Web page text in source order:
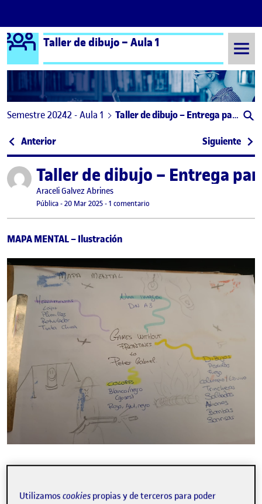
Saltar al contenido
Logo Ágora
Taller de dibujo – Aula 1
Semestre 20242 - Aula 1 Taller de dibujo – Entrega parcial Reto 2
Navegación de entradas
Anterior: TD – ENTREGA PARCIAL RETO 2 Siguiente:
Publicado porTaller de dibujo – Entrega
Publicado por
Araceli Galvez Abrines
Visibilidad:
Pública-Fecha de publicación
20 Mar 2025-1 comentario
MAPA MENTAL – Ilustración
Utilizamoscookies propias y de terceros para poder